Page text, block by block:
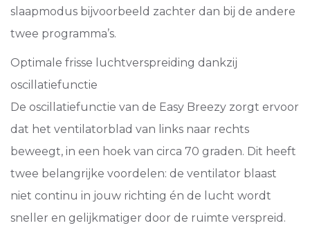
slaapmodus bijvoorbeeld zachter dan bij de andere
twee programma’s.
Optimale frisse luchtverspreiding dankzij
oscillatiefunctie
De oscillatiefunctie van de Easy Breezy zorgt ervoor
dat het ventilatorblad van links naar rechts
beweegt, in een hoek van circa 70 graden. Dit heeft
twee belangrijke voordelen: de ventilator blaast
niet continu in jouw richting én de lucht wordt
sneller en gelijkmatiger door de ruimte verspreid.